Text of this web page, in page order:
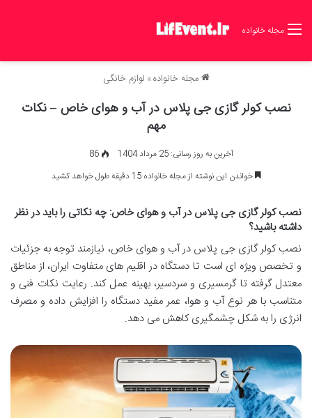
مجله خانواده
مجله خانواده» لوازم خانگی
نصب کولر گازی جی پلاس در آب و هوای خاص – نکات
مهم
آخرین به روز رسانی: 25 مرداد 1404
86
خواندن این نوشته از مجله خانواده 15 دقیقه طول خواهد کشید
نصب کولر گازی جی پلاس در آب و هوای خاص: چه نکاتی را باید در نظر
داشته باشید؟
نصب کولر گازی جی پلاس در آب و هوای خاص، نیازمند توجه به جزئیات
و تخصص ویژه ای است تا دستگاه در اقلیم های متفاوت ایران، از مناطق
معتدل گرفته تا گرمسیری و سردسیر، بهینه عمل کند. رعایت نکات فنی و
متناسب با هر نوع آب و هوا، عمر مفید دستگاه را افزایش داده و مصرف
انرژی را به شکل چشمگیری کاهش می دهد.